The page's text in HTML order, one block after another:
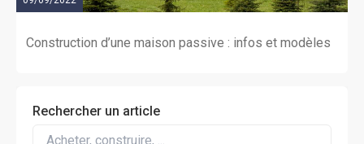
Construction d’une maison passive : infos et modèles
Rechercher un article